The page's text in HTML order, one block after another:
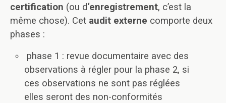
certification (ou d‘enregistrement, c’est la
même chose). Cet audit externe comporte deux
phases :
phase 1 : revue documentaire avec des
observations à régler pour la phase 2, si
ces observations ne sont pas réglées
elles seront des non-conformités